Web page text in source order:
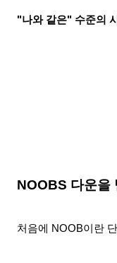
"나와 같은" 수준의
NOOBS 다운을
처음에 NOOB이란